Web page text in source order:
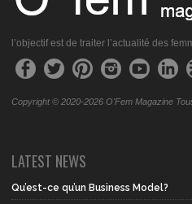
l’objectif est de traiter l’actualité des
Copyright © 2020-2026 O'Fem Magazine
LATEST NEWS
Qu’est-ce qu’un Business Model?